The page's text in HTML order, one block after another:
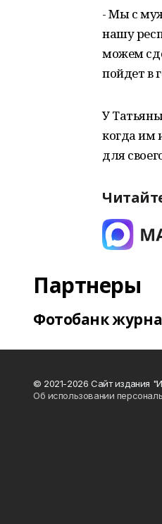
- Мы с
нашу
можем
пойдет в
У
когда им
для
Партнеры
Фотобанк
© 2021-2026 Сайт издания
Об использовании